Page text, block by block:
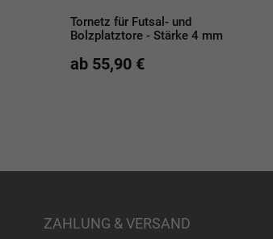
Tornetz für Futsal- und
Bolzplatztore - Stärke 4 mm
ab 55,90 €
ZAHLUNG & VERSAND